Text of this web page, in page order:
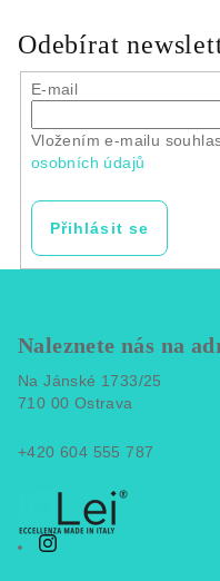
Odebírat
E-mail
Vložením e-mailu
osobních údajů
Přihlásit se
Naleznete nás na
Na Jánské 1733/25
710 00 Ostrava
+420 604 555 787